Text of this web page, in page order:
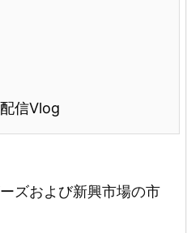
信Vlog
ズおよび新興市場の市